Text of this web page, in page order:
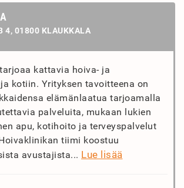
01800 KLAUKKALA
kattavia hoiva- ja
kotiin. Yrityksen tavoitteena on
elämänlaatua tarjoamalla
palveluita, mukaan lukien
apu, kotihoito ja terveyspalvelut
tiimi koostuu
avustajista... Lue lisää